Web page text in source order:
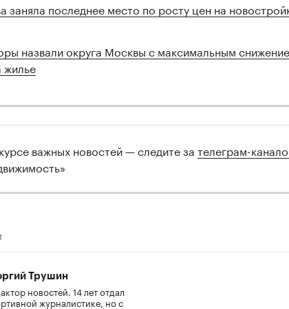
заняла последнее место по росту цен на
назвали округа Москвы с максимальным
жилье
важных новостей — следите за телеграм-
Трушин
новостей. 14 лет отдал
журналистике, но с